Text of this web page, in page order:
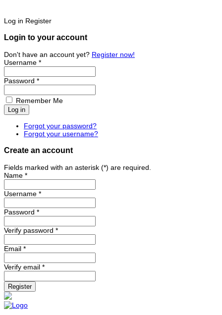
Log in Register
Login to your account
Don't have an account yet? Register now!
Username *
Password *
Remember Me
Forgot your password?
Forgot your username?
Create an account
Fields marked with an asterisk (*) are required.
Name *
Username *
Password *
Verify password *
Email *
Verify email *
Register